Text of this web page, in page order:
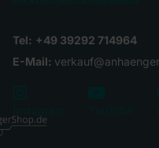
Tel: +49 39292 714964
E-Mail: